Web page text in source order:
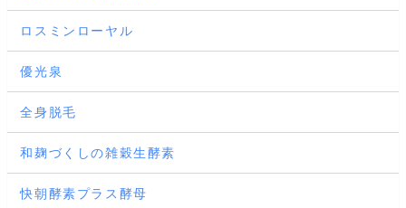
ロスミンローヤル
優光泉
全身脱毛
和麹づくしの雑穀生酵素
快朝酵素プラス酵母